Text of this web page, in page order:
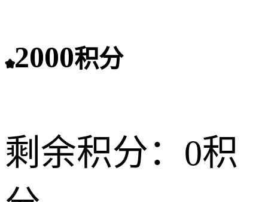
2000积分
剩余积分： 0积